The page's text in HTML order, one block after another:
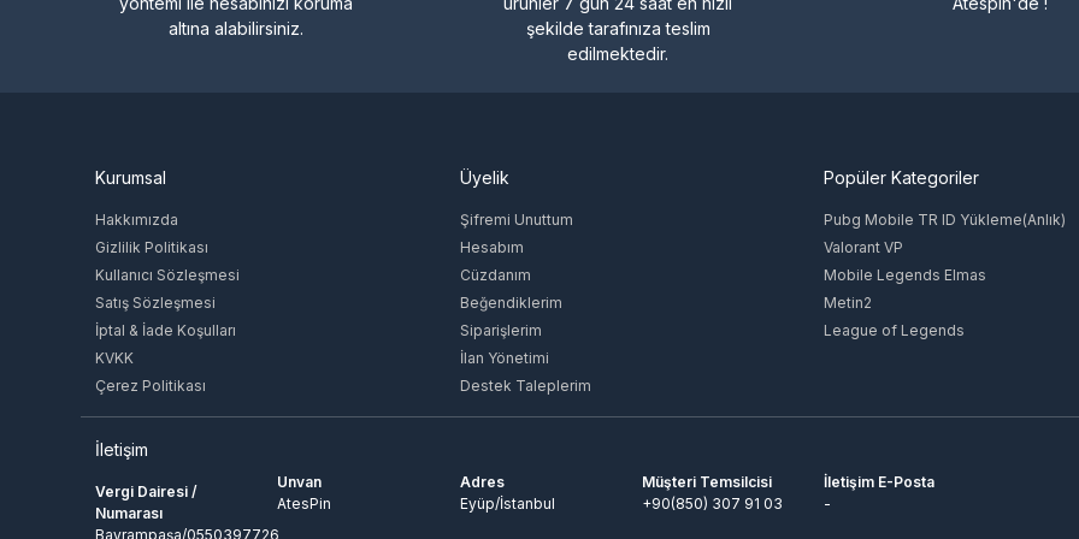
altına alabilirsiniz.
şekilde tarafınıza teslim
edilmektedir.
Kurumsal
Hakkımızda
Gizlilik Politikası
Kullanıcı Sözleşmesi
Satış Sözleşmesi
İptal & İade Koşulları
KVKK
Çerez Politikası
Üyelik
Şifremi Unuttum
Hesabım
Cüzdanım
Beğendiklerim
Siparişlerim
İlan Yönetimi
Destek Taleplerim
Popüler Kategoriler
Pubg Mobile TR ID Yükleme(Anlık)
Valorant VP
Mobile Legends Elmas
Metin2
League of Legends
İletişim
Vergi Dairesi /
Numarası
Bayrampaşa/0550397726
Unvan
AtesPin
Adres
Eyüp/İstanbul
Müşteri Temsilcisi
+90(850) 307 91 03
İletişim E-Posta
-